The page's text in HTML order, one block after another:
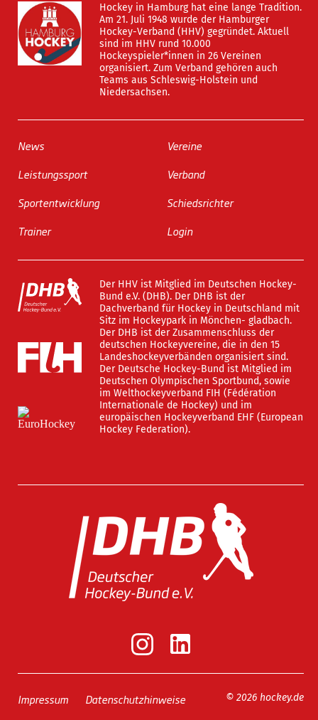
Hockey in Hamburg hat eine lange Tradition.
Am 21. Juli 1948 wurde der Hamburger
Hockey-Verband (HHV) gegründet. Aktuell
sind im HHV rund 10.000
Hockeyspieler*innen in 26 Vereinen
organisiert. Zum Verband gehören auch
Teams aus Schleswig-Holstein und
Niedersachsen.
News
Leistungssport
Sportentwicklung
Trainer
Vereine
Verband
Schiedsrichter
Login
Der HHV ist Mitglied im Deutschen Hockey-
Bund e.V. (DHB). Der DHB ist der
Dachverband für Hockey in Deutschland mit
Sitz im Hockeypark in Mönchen- gladbach.
Der DHB ist der Zusammenschluss der
deutschen Hockeyvereine, die in den 15
Landeshockeyverbänden organisiert sind.
Der Deutsche Hockey-Bund ist Mitglied im
Deutschen Olympischen Sportbund, sowie
im Welthockeyverband FIH (Fédération
Internationale de Hockey) und im
europäischen Hockeyverband EHF (European
Hockey Federation).
Impressum Datenschutzhinweise © 2026 hockey.de